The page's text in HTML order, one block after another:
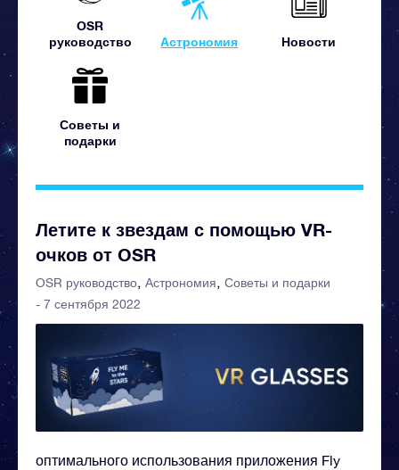
OSR
руководство
Астрономия Новости
Советы и
подарки
Летите к звездам с помощью VR-
очков от OSR
OSR руководство Астрономия
Советы и подарки
- 7 сентября 2022
оптимального использования приложения Fly